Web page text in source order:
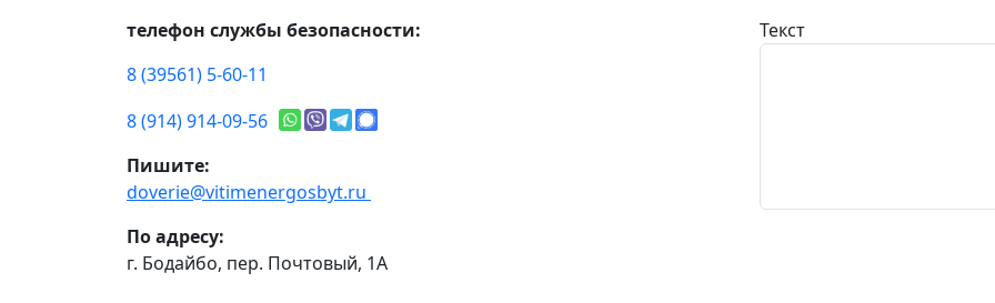
телефон службы безопасности:
8 (39561) 5-60-11
8 (914) 914-09-56
Пишите:
doverie@vitimenergosbyt.ru
По адресу:
г. Бодайбо, пер. Почтовый, 1А
Текст